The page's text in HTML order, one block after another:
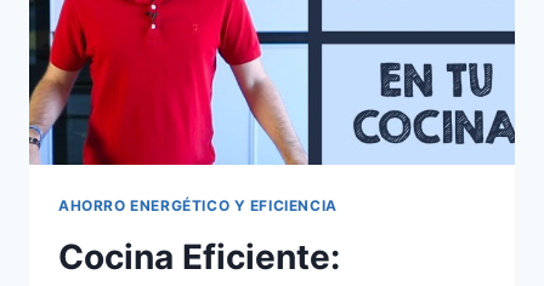
AHORRO ENERGÉTICO Y EFICIENCIA
Cocina Eficiente: